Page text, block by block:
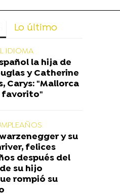
Lo último
IDIOMA
la hija de
y Catherine
Carys: "Mallorca
favorito"
y su
felices
después del
su hijo
rompió su